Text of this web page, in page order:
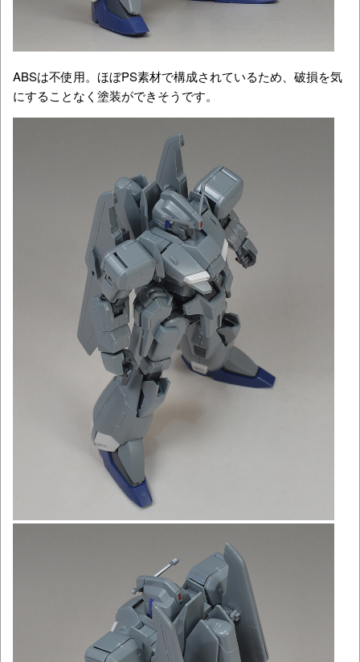
ABSは不使用。ほぼPS素材で構成されているため、破損を気
にすることなく塗装ができそうです。